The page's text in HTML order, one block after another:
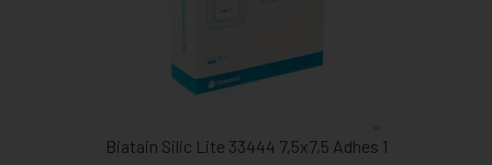
Biatain Silic Lite 33444 7,5x7,5 Adhes 1